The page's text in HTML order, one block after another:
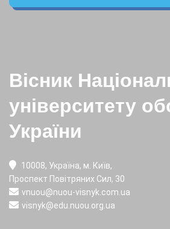
Вісник
університету
України
10008, Україна, м. Київ,
Проспект Повітряних Сил, 30
vnuou@nuou-visnyk.com.ua
visnyk@edu.nuou.org.ua